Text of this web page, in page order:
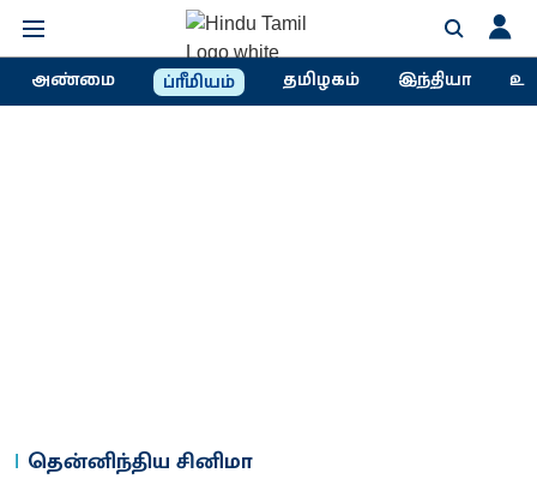
அண்மை ப்ரீமியம் தமிழகம் இந்தியா
தென்னிந்திய சினிமா